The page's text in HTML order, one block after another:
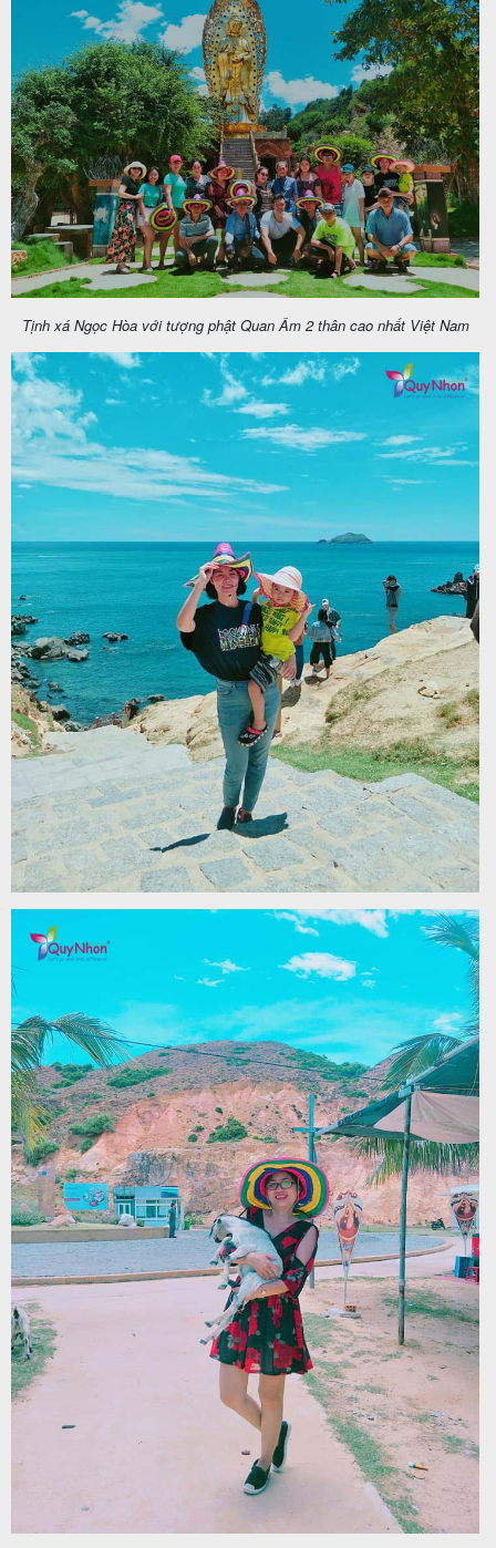
Tịnh xá Ngọc Hòa với tượng phật Quan Âm 2 thân cao nhất Việt Nam